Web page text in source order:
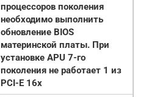
процессоров поколения
необходимо выполнить
обновление BIOS
материнской платы. При
установке APU 7-го
поколения не работает 1 из
PCI-E 16x